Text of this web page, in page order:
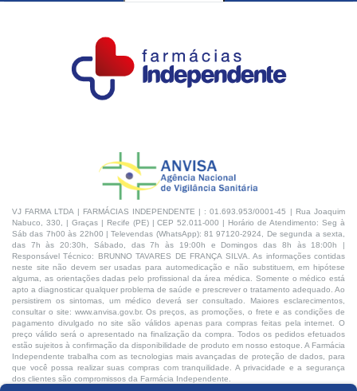
VJ FARMA LTDA | FARMÁCIAS INDEPENDENTE | : 01.693.953/0001-45 | Rua Joaquim
Nabuco, 330, | Graças | Recife (PE) | CEP 52.011-000 | Horário de Atendimento: Seg à
Sáb das 7h00 às 22h00 | Televendas (WhatsApp): 81 97120-2924, De segunda a sexta,
das 7h às 20:30h, Sábado, das 7h às 19:00h e Domingos das 8h às 18:00h |
Responsável Técnico: BRUNNO TAVARES DE FRANÇA SILVA. As informações contidas
neste site não devem ser usadas para automedicação e não substituem, em hipótese
alguma, as orientações dadas pelo profissional da área médica. Somente o médico está
apto a diagnosticar qualquer problema de saúde e prescrever o tratamento adequado. Ao
persistirem os sintomas, um médico deverá ser consultado. Maiores esclarecimentos,
consultar o site: www.anvisa.gov.br. Os preços, as promoções, o frete e as condições de
pagamento divulgado no site são válidos apenas para compras feitas pela internet. O
preço válido será o apresentado na finalização da compra. Todos os pedidos efetuados
estão sujeitos à confirmação da disponibilidade de produto em nosso estoque. A Farmácia
Independente trabalha com as tecnologias mais avançadas de proteção de dados, para
que você possa realizar suas compras com tranquilidade. A privacidade e a segurança
dos clientes são compromissos da Farmácia Independente.